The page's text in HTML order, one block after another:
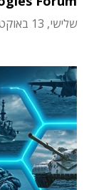
שלישי, 13 באוקטובר 2026